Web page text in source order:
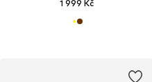
1 999 Kč